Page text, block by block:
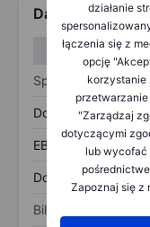
działanie
łączenia się z
opcję
korzystanie
"Zarządzaj
dotyczącymi
lub wycofać
Zapoznaj się z
Dane finansowe
Sprawozdanie z
Dochód
EBITDA
Dochód netto
Bilans